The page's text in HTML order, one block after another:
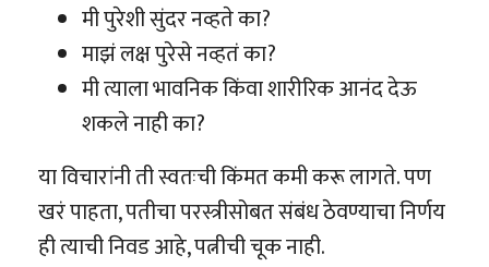
मी पुरेशी सुंदर नव्हते का?
माझं लक्ष पुरेसे नव्हतं का?
मी त्याला भावनिक किंवा शारीरिक आनंद देऊ
शकले नाही का?
या विचारांनी ती स्वतःची किंमत कमी करू लागते. पण
खरं पाहता, पतीचा परस्त्रीसोबत संबंध ठेवण्याचा निर्णय
ही त्याची निवड आहे, पत्नीची चूक नाही.